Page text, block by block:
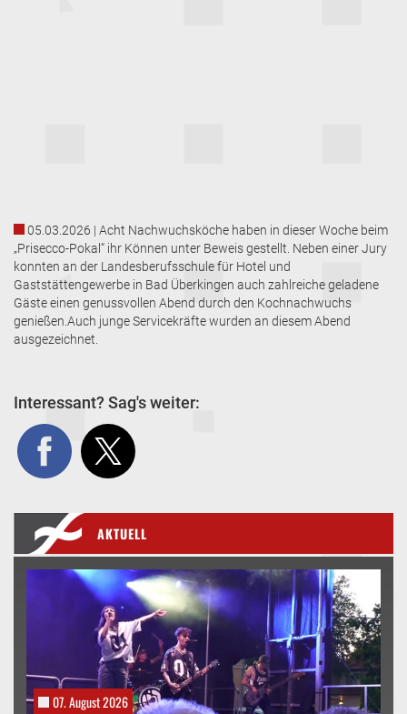
05.03.2026 | Acht Nachwuchsköche haben in dieser Woche beim
„Prisecco-Pokal“ ihr Können unter Beweis gestellt. Neben einer Jury
konnten an der Landesberufsschule für Hotel und
Gaststättengewerbe in Bad Überkingen auch zahlreiche geladene
Gäste einen genussvollen Abend durch den Kochnachwuchs
genießen.Auch junge Servicekräfte wurden an diesem Abend
ausgezeichnet.
Interessant? Sag's weiter:
AKTUELL
07. August 2026